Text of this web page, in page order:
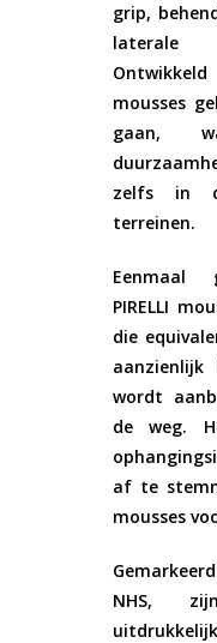
grip,
laterale
Ontwikkeld
mousses
gaan,
zelfs in
terreinen.
Eenmaal
PIRELLI
die
wordt
de weg.
af te
mousses
NHS,